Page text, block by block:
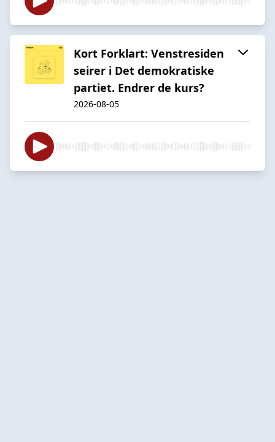
Kort Forklart: Venstresiden
seirer i Det demokratiske
partiet. Endrer de kurs?
2026-08-05